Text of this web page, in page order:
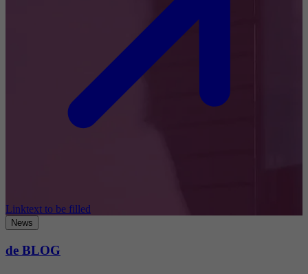
Linktext to be filled
News
de BLOG